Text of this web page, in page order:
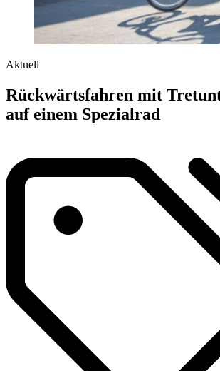
Aktuell
Rückwärtsfahren mit
auf einem Spezialrad